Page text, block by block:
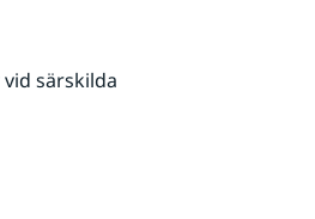
särskilda